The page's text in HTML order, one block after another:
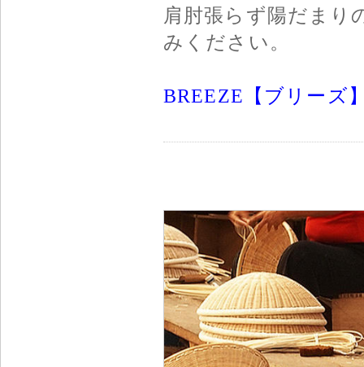
肩肘張らず陽だまり
みください。
BREEZE【ブリーズ